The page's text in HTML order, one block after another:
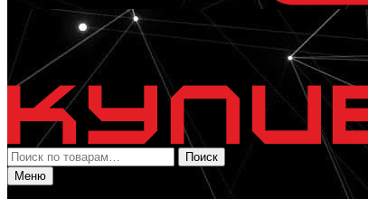
Искать:
Поиск
Меню